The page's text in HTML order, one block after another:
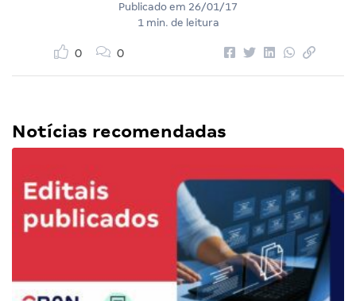
Publicado em 26/01/17
1 min. de leitura
0 0
Notícias recomendadas